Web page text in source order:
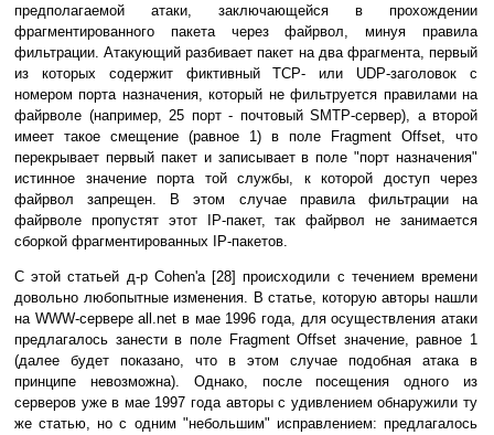
предполагаемой атаки, заключающейся в прохождении
фрагментированного пакета через файрвол, минуя правила
фильтрации. Атакующий разбивает пакет на два фрагмента, первый
из которых содержит фиктивный TCP- или UDP-заголовок с
номером порта назначения, который не фильтруется правилами на
файрволе (например, 25 порт - почтовый SMTP-сервер), а второй
имеет такое смещение (равное 1) в поле Fragment Offset, что
перекрывает первый пакет и записывает в поле "порт назначения"
истинное значение порта той службы, к которой доступ через
файрвол запрещен. В этом случае правила фильтрации на
файрволе пропустят этот IP-пакет, так файрвол не занимается
сборкой фрагментированных IP-пакетов.
С этой статьей д-р Cohen'a [28] происходили с течением времени
довольно любопытные изменения. В статье, которую авторы нашли
на WWW-сервере all.net в мае 1996 года, для осуществления атаки
предлагалось занести в поле Fragment Offset значение, равное 1
(далее будет показано, что в этом случае подобная атака в
принципе невозможна). Однако, после посещения одного из
серверов уже в мае 1997 года авторы с удивлением обнаружили ту
же статью, но с одним "небольшим" исправлением: предлагалось